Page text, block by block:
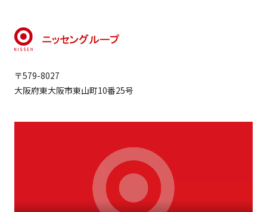
〒579-8027
大阪府東大阪市東山町10番25号